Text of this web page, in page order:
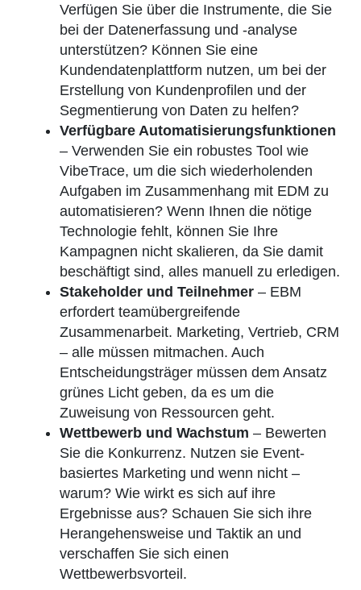
Verfügen Sie über die Instrumente, die Sie
bei der Datenerfassung und -analyse
unterstützen? Können Sie eine
Kundendatenplattform nutzen, um bei der
Erstellung von Kundenprofilen und der
Segmentierung von Daten zu helfen?
Verfügbare Automatisierungsfunktionen
– Verwenden Sie ein robustes Tool wie
VibeTrace, um die sich wiederholenden
Aufgaben im Zusammenhang mit EDM zu
automatisieren? Wenn Ihnen die nötige
Technologie fehlt, können Sie Ihre
Kampagnen nicht skalieren, da Sie damit
beschäftigt sind, alles manuell zu erledigen.
Stakeholder und Teilnehmer – EBM
erfordert teamübergreifende
Zusammenarbeit. Marketing, Vertrieb, CRM
– alle müssen mitmachen. Auch
Entscheidungsträger müssen dem Ansatz
grünes Licht geben, da es um die
Zuweisung von Ressourcen geht.
Wettbewerb und Wachstum – Bewerten
Sie die Konkurrenz. Nutzen sie Event-
basiertes Marketing und wenn nicht –
warum? Wie wirkt es sich auf ihre
Ergebnisse aus? Schauen Sie sich ihre
Herangehensweise und Taktik an und
verschaffen Sie sich einen
Wettbewerbsvorteil.